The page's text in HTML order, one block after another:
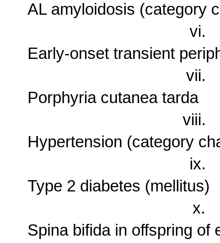
AL amyloidosis (category
vi.
Early-onset transient
vii.
Porphyria cutanea tarda
viii.
Hypertension (category
ix.
Type 2 diabetes (mellitus)
x.
Spina bifida in offspring of